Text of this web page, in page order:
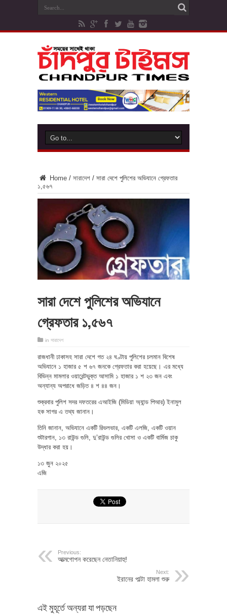
Home / সারাদেশ / সারা দেশে পুলিশের অভিযানে গ্রেফতার
১,৫৬৭
সারা দেশে পুলিশের অভিযানে
গ্রেফতার ১,৫৬৭
in সারাদেশ
রাজধানী ঢাকাসহ সারা দেশে গত ২৪ ঘণ্টায় পুলিশের চলমান বিশেষ
অভিযানে ১ হাজার ৫ শ ৬৭ জনকে গ্রেফতার করা হয়েছে। এর মধ্যে
বিভিন্ন মামলার ওয়ারেন্টভুক্ত আসামি ১ হাজার ১ শ ২৩ জন এবং
অন্যান্য অপরাধে জড়িত ৪ শ ৪৪ জন।
শুক্রবার পুলিশ সদর দফতরের এআইজি (মিডিয়া অ্যান্ড পিআর) ইনামুল
হক সাগর এ তথ্য জানান।
তিনি জানান, অভিযানে একটি রিভলভার, একটি এলজি, একটি ওয়ান
শুটারগান, ১৩ রাউন্ড গুলি, দু’রাউন্ড গুলির খোসা ও একটি বার্মিজ চাকু
উদ্ধার করা হয়।
১৩ জুন ২০২৫
এজি
Previous:
আত্মগোপন করেছেন নেতানিয়াহু!
Next:
ইরানের পাল্টা হামলা শুরু
এই মুহূর্তে অন্যরা যা পড়ছেন